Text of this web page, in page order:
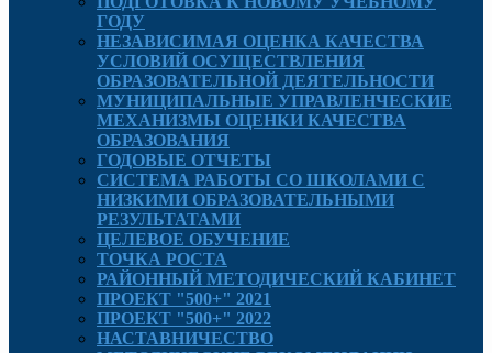
ГОДУ
НЕЗАВИСИМАЯ ОЦЕНКА КАЧЕСТВА
УСЛОВИЙ ОСУЩЕСТВЛЕНИЯ
ОБРАЗОВАТЕЛЬНОЙ ДЕЯТЕЛЬНОСТИ
МУНИЦИПАЛЬНЫЕ УПРАВЛЕНЧЕСКИЕ
МЕХАНИЗМЫ ОЦЕНКИ КАЧЕСТВА
ОБРАЗОВАНИЯ
ГОДОВЫЕ ОТЧЕТЫ
СИСТЕМА РАБОТЫ СО ШКОЛАМИ С
НИЗКИМИ ОБРАЗОВАТЕЛЬНЫМИ
РЕЗУЛЬТАТАМИ
ЦЕЛЕВОЕ ОБУЧЕНИЕ
ТОЧКА РОСТА
РАЙОННЫЙ МЕТОДИЧЕСКИЙ КАБИНЕТ
ПРОЕКТ "500+" 2021
ПРОЕКТ "500+" 2022
НАСТАВНИЧЕСТВО